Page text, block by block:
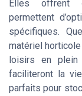
Elles offrent
permettent
spécifiques.
matériel
loisirs en plein
faciliteront la
parfaits pour